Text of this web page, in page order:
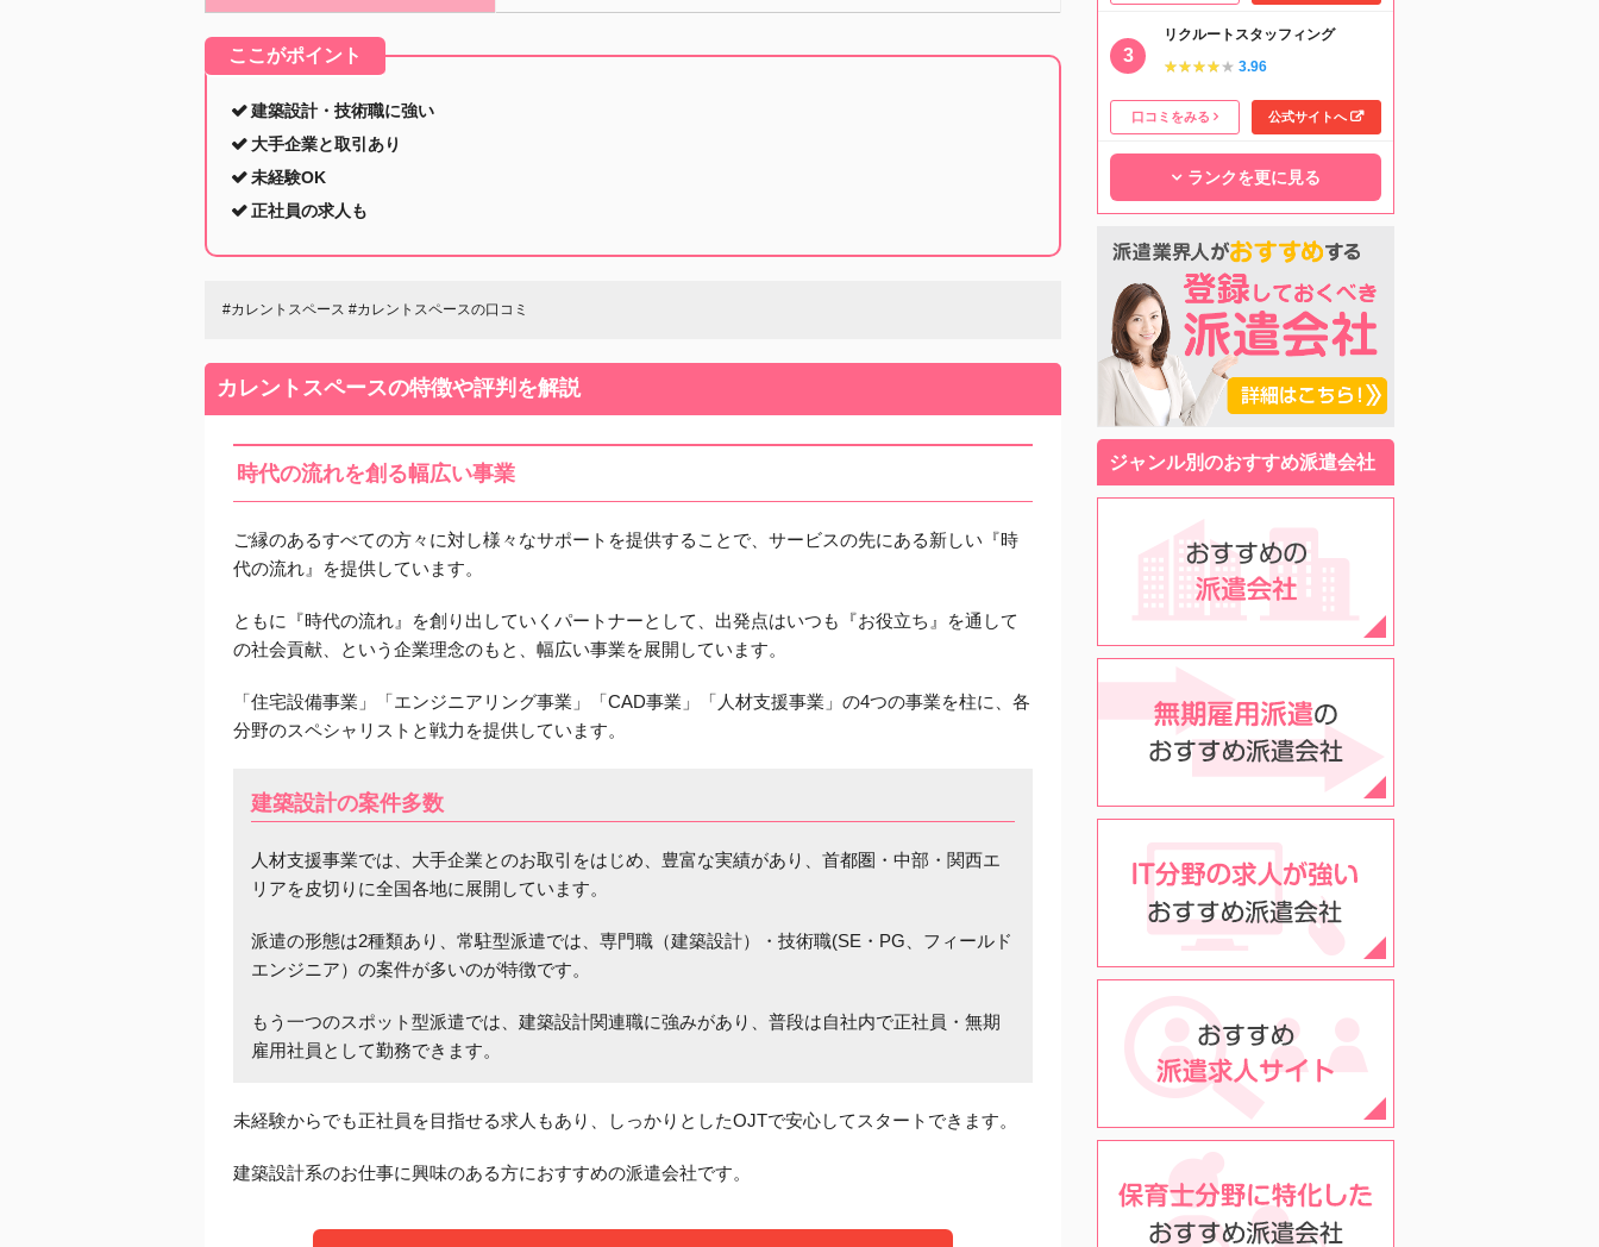
ここがポイント
建築設計・技術職に強い
大手企業と取引あり
未経験OK
正社員の求人も
#カレントスペース #カレントスペースの口コミ
カレントスペースの特徴や評判を解説
時代の流れを創る幅広い事業
ご縁のあるすべての方々に対し様々なサポートを提供することで、サービスの先にある新しい『時
代の流れ』を提供しています。
ともに『時代の流れ』を創り出していくパートナーとして、出発点はいつも『お役立ち』を通して
の社会貢献、という企業理念のもと、幅広い事業を展開しています。
「住宅設備事業」「エンジニアリング事業」「CAD事業」「人材支援事業」の4つの事業を柱に、各
分野のスペシャリストと戦力を提供しています。
建築設計の案件多数
人材支援事業では、大手企業とのお取引をはじめ、豊富な実績があり、首都圏・中部・関西エ
リアを皮切りに全国各地に展開しています。
派遣の形態は2種類あり、常駐型派遣では、専門職（建築設計）・技術職(SE・PG、フィールド
エンジニア）の案件が多いのが特徴です。
もう一つのスポット型派遣では 建築設計関連職に強みがあり、 普段は自社内で正社員・無期
雇用社員として勤務できます。
未経験からでも正社員を目指せる求人もあり、しっかりとしたOJTで安心してスタートできます。
建築設計系のお仕事に興味のある方におすすめの派遣会社です。
リクルートスタッフィング
★★★★★
★★★★★ 3.96
口コミをみる 公式サイトへ
ランクを更に見る
ジャンル別のおすすめ派遣会社